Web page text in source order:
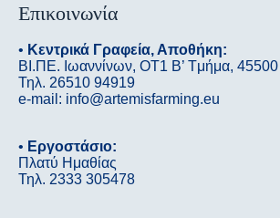
Επικοινωνία
• Κεντρικά Γραφεία, Αποθήκη:
ΒΙ.ΠΕ. Ιωαννίνων, OΤ1 B’ Tμήμα, 45500
Τηλ. 26510 94919
e-mail: info@artemisfarming.eu
• Εργοστάσιο:
Πλατύ Ημαθίας
Τηλ. 2333 305478